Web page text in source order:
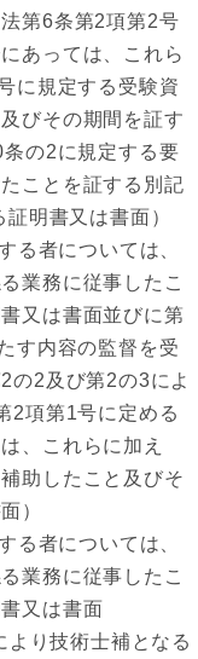
第6条第2項第2号
あっては、これら
に規定する受験資
びその期間を証す
の2に規定する要
ことを証する別記
明書又は書面）
る者については、
業務に従事したこ
又は書面並びに第
す内容の監督を受
の2及び第2の3によ
2項第1号に定める
、これらに加え
助したこと及びそ
）
る者については、
業務に従事したこ
又は書面
り技術士補となる